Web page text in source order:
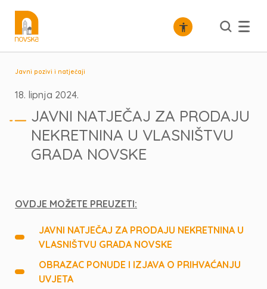
Javni pozivi i natječaji
18. lipnja 2024.
JAVNI NATJEČAJ ZA PRODAJU
NEKRETNINA U VLASNIŠTVU
GRADA NOVSKE
OVDJE MOŽETE PREUZETI:
JAVNI NATJEČAJ ZA PRODAJU NEKRETNINA U
VLASNIŠTVU GRADA NOVSKE
OBRAZAC PONUDE I IZJAVA O PRIHVAĆANJU
UVJETA